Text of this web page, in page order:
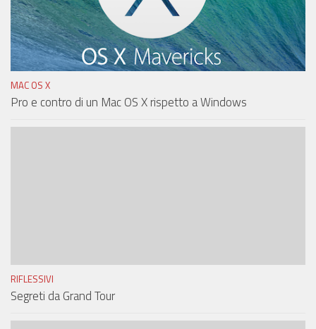
MAC OS X
Pro e contro di un Mac OS X rispetto a Windows
RIFLESSIVI
Segreti da Grand Tour